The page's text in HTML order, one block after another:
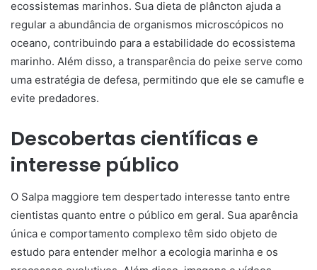
ecossistemas marinhos. Sua dieta de plâncton ajuda a
regular a abundância de organismos microscópicos no
oceano, contribuindo para a estabilidade do ecossistema
marinho. Além disso, a transparência do peixe serve como
uma estratégia de defesa, permitindo que ele se camufle e
evite predadores.
Descobertas científicas e
interesse público
O Salpa maggiore tem despertado interesse tanto entre
cientistas quanto entre o público em geral. Sua aparência
única e comportamento complexo têm sido objeto de
estudo para entender melhor a ecologia marinha e os